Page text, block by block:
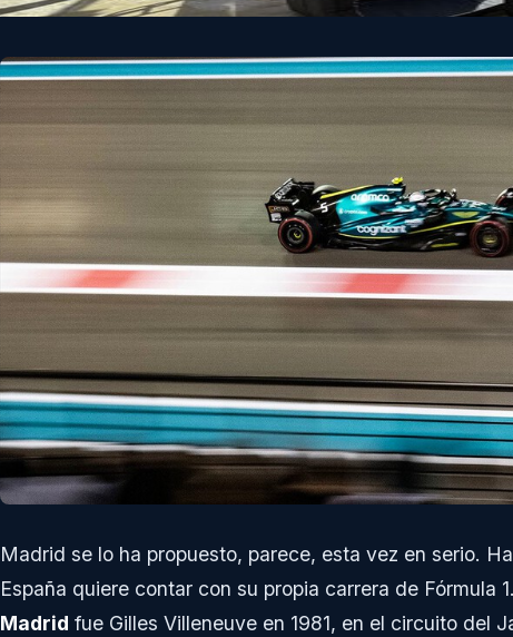
Madrid se lo ha propuesto, parece, esta vez en serio.
España quiere contar con su propia carrera de Fórmula
Madrid fue Gilles Villeneuve en 1981, en el circuito del